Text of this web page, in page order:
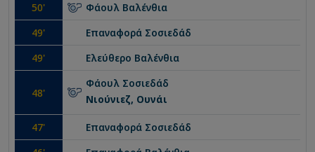
50' Φάουλ Βαλένθια
49' Επαναφορά Σοσιεδάδ
49' Ελεύθερο Βαλένθια
48'
Φάουλ Σοσιεδάδ
Νιούνιεζ, Ουνάι
47' Επαναφορά Σοσιεδάδ